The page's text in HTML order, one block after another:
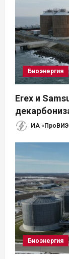
Биоэнергия
Erex и
ИА
Биоэнергия